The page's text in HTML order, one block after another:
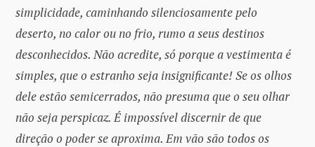
simplicidade, caminhando silenciosamente pelo
deserto, no calor ou no frio, rumo a seus destinos
desconhecidos. Não acredite, só porque a vestimenta é
simples, que o estranho seja insignificante! Se os olhos
dele estão semicerrados, não presuma que o seu olhar
não seja perspicaz. É impossível discernir de que
direção o poder se aproxima. Em vão são todos os